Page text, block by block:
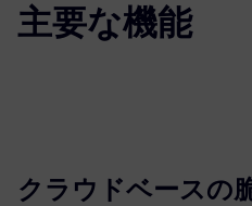
主要な機能
クラウドベースの